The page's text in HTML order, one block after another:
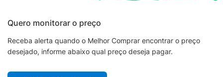
Quero monitorar o preço
Receba alerta quando o Melhor Comprar encontrar o preço
desejado, informe abaixo qual preço deseja pagar.